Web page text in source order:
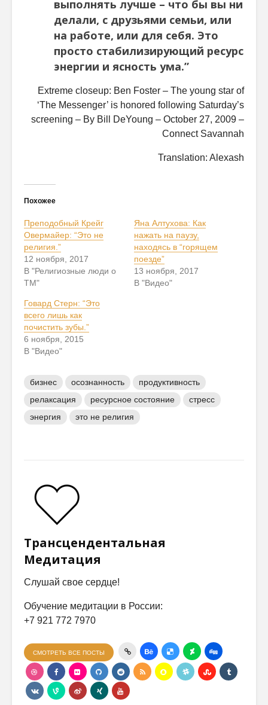
выполнять лучше – что бы вы ни
делали, с друзьями семьи, или
на работе, или для себя. Это
просто стабилизирующий ресурс
энергии и ясность ума.”
Extreme closeup: Ben Foster – The young star of
‘The Messenger’ is honored following Saturday’s
screening – By Bill DeYoung – October 27, 2009 –
Connect Savannah
Translation: Alexash
Похожее
Преподобный Крейг
Овермайер: “Это не
религия.”
12 ноября, 2017
В "Религиозные люди о
ТМ"
Яна Алтухова: Как
нажать на паузу,
находясь в “горящем
поезде”
13 ноября, 2017
В "Видео"
Говард Стерн: “Это
всего лишь как
почистить зубы.”
6 ноября, 2015
В "Видео"
бизнес осознанность
продуктивность
релаксация
ресурсное состояние
стресс
энергия
это не религия
Трансцендентальная
Медитация
Слушай свое сердце!
Обучение медитации в России:
+7 921 772 7970
СМОТРЕТЬ ВСЕ ПОСТЫ